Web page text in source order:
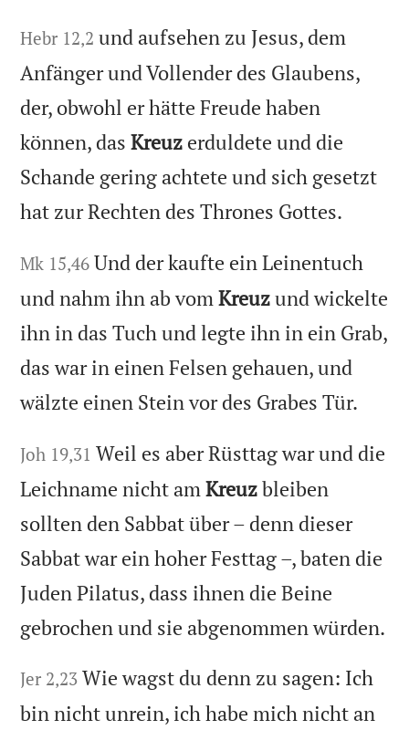
Hebr 12,2 und aufsehen zu Jesus, dem
Anfänger und Vollender des Glaubens,
der, obwohl er hätte Freude haben
können, dasKreuz erduldete und die
Schande gering achtete und sich gesetzt
hat zur Rechten des Thrones Gottes.
Mk 15,46 Und der kaufte ein Leinentuch
und nahm ihn ab vomKreuzund wickelte
ihn in das Tuch und legte ihn in ein Grab,
das war in einen Felsen gehauen, und
wälzte einen Stein vor des Grabes Tür.
Joh 19,31 Weil es aber Rüsttag war und die
Leichname nicht amKreuzbleiben
sollten den Sabbat über – denn dieser
Sabbat war ein hoher Festtag –, baten die
Juden Pilatus, dass ihnen die Beine
gebrochen und sie abgenommen würden.
Jer 2,23 Wie wagst du denn zu sagen: Ich
bin nicht unrein, ich habe mich nicht an